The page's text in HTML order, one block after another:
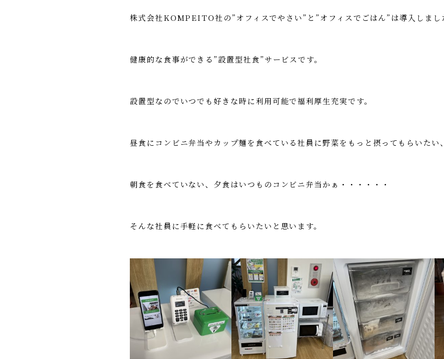
株式会社KOMPEITO社の”オフィスでやさい”と”オフィスでごはん”は導入しまし
健康的な食事ができる”設置型社食”サービスです。
設置型なのでいつでも好きな時に利用可能で福利厚生充実です。
昼食にコンビニ弁当やカップ麺を食べている社員に野菜をもっと摂ってもらいたい
朝食を食べていない、夕食はいつものコンビニ弁当かぁ・・・・・・
そんな社員に手軽に食べてもらいたいと思います。